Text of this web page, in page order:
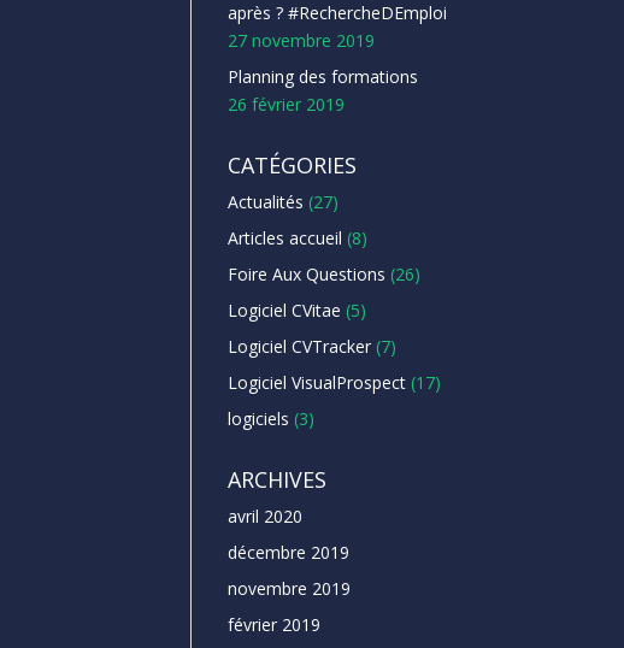
après ? #RechercheDEmploi
27 novembre 2019
Planning des formations
26 février 2019
CATÉGORIES
Actualités (27)
Articles accueil (8)
Foire Aux Questions (26)
Logiciel CVitae (5)
Logiciel CVTracker (7)
Logiciel VisualProspect (17)
logiciels (3)
ARCHIVES
avril 2020
décembre 2019
novembre 2019
février 2019